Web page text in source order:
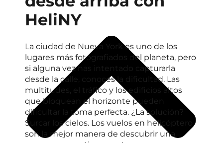
HeliNY
La ciudad de Nueva York es uno de los
lugares más fotografiados del planeta, pero
si alguna vez has intentado capturarla
desde la calle, conoces la dificultad. Las
multitudes, el tráfico y los edificios altos
que bloquean el horizonte pueden
dificultar la toma perfecta. ¿La solución?
Surcar los cielos. Los vuelos en helicóptero
son la mejor manera de descubrir una